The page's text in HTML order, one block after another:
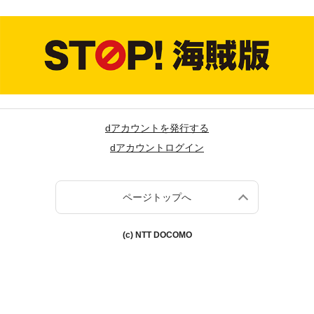
dアカウントを発行する
dアカウントログイン
ページトップへ
(c) NTT DOCOMO